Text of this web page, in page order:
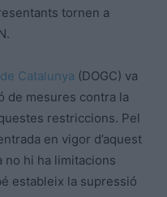
tornen a
Catalunya (DOGC) va
de mesures contra la
restriccions. Pel
en vigor d’aquest
no hi ha limitacions
estableix la supressió